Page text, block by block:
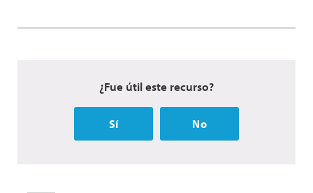
¿Fue útil este recurso?
Sí No